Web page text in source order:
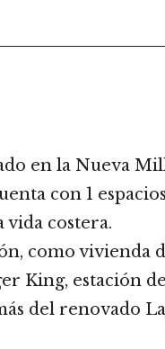
en la Nueva
con 1
vida costera.
como vivienda
King, estación
del renovado